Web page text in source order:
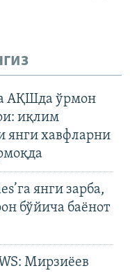
АҚШда ўрмон
иқлим
янги хавфларни
янги зарба,
бўйича баёнот
Мирзиёев